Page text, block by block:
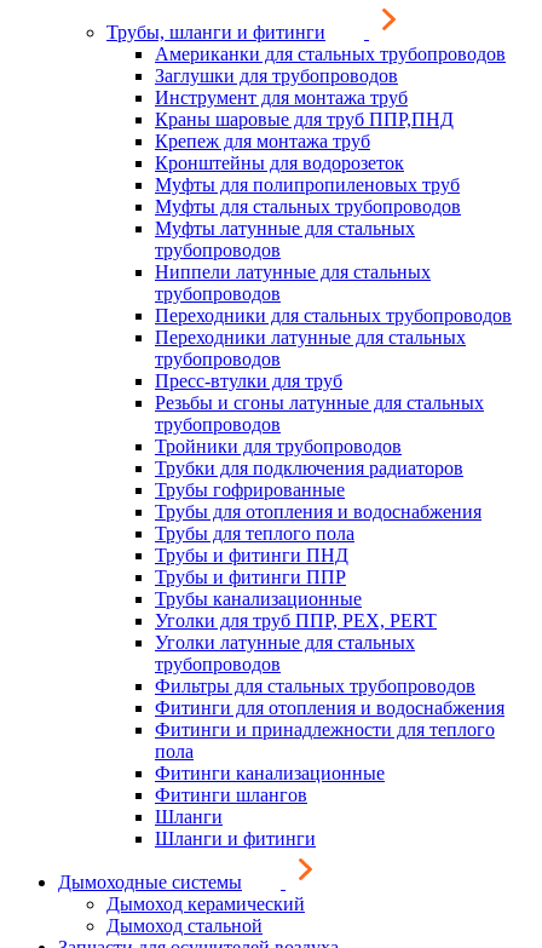
Трубы, шланги и фитинги
Американки для стальных трубопроводов
Заглушки для трубопроводов
Инструмент для монтажа труб
Краны шаровые для труб ППР,ПНД
Крепеж для монтажа труб
Кронштейны для водорозеток
Муфты для полипропиленовых труб
Муфты для стальных трубопроводов
Муфты латунные для стальных
трубопроводов
Ниппели латунные для стальных
трубопроводов
Переходники для стальных трубопроводов
Переходники латунные для стальных
трубопроводов
Пресс-втулки для труб
Резьбы и сгоны латунные для стальных
трубопроводов
Тройники для трубопроводов
Трубки для подключения радиаторов
Трубы гофрированные
Трубы для отопления и водоснабжения
Трубы для теплого пола
Трубы и фитинги ПНД
Трубы и фитинги ППР
Трубы канализационные
Уголки для труб ППР, PEX, PERT
Уголки латунные для стальных
трубопроводов
Фильтры для стальных трубопроводов
Фитинги для отопления и водоснабжения
Фитинги и принадлежности для теплого
пола
Фитинги канализационные
Фитинги шлангов
Шланги
Шланги и фитинги
Дымоходные системы
Дымоход керамический
Дымоход стальной